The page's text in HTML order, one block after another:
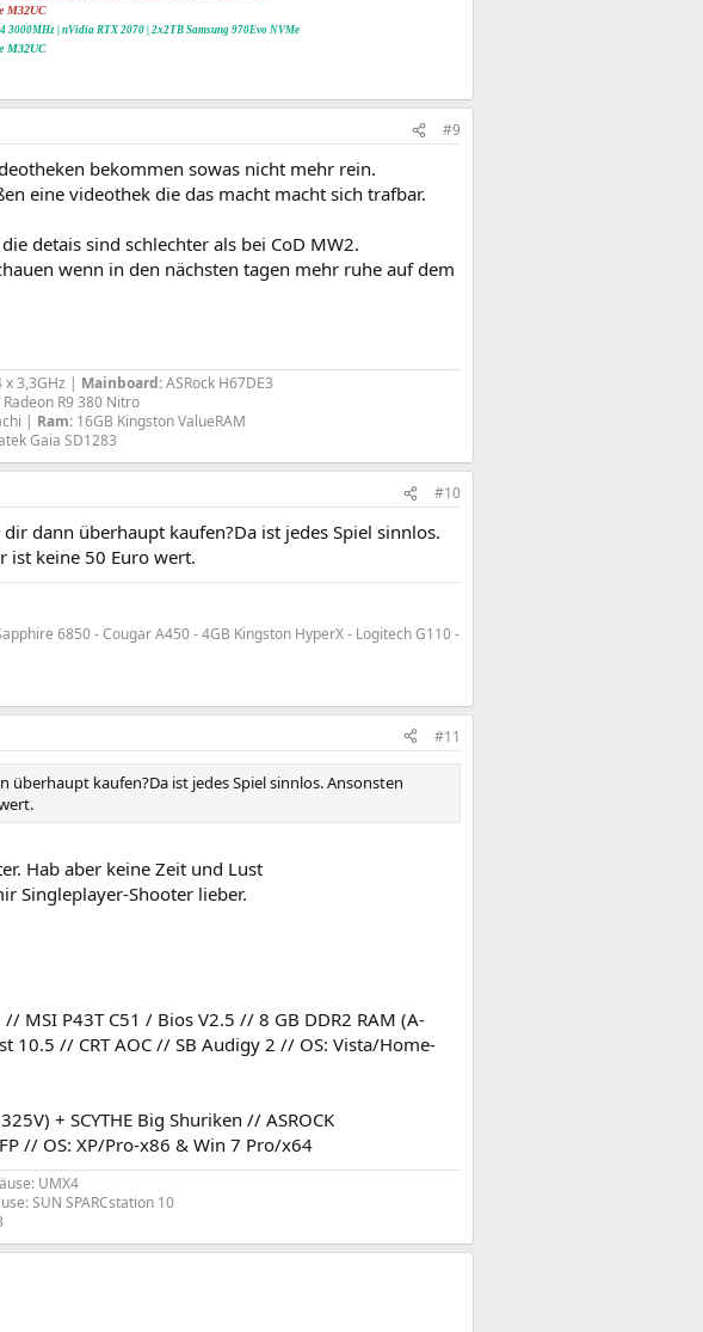
M32UC
3000MHz | nVidia RTX 2070 2x2TB Samsung 970Evo NVMe
M32UC
#9
bekommen sowas nicht mehr rein.
eine videothek die das macht macht sich trafbar.
detais sind schlechter als bei CoD MW2.
wenn in den nächsten tagen mehr ruhe auf dem
x 3,3GHz | Mainboard:ASRock H67DE3
R9 380 Nitro
| Ram:16GB Kingston ValueRAM
Gaia SD1283​
#10
dann überhaupt kaufen?Da ist jedes Spiel sinnlos.
ist keine 50 Euro wert.
6850 - Cougar A450 - 4GB Kingston HyperX - Logitech G110 -
#11
kaufen?Da ist jedes Spiel sinnlos. Ansonsten
Hab aber keine Zeit und Lust
Singleplayer-Shooter lieber.
MSI P43T C51 / Bios V2.5 // 8 GB DDR2 RAM (A-
10.5 // CRT AOC // SB Audigy 2 // OS: Vista/Home-
+ SCYTHE Big Shuriken // ASROCK
// OS: XP/Pro-x86 & Win 7 Pro/x64
UMX4
SUN SPARCstation 10